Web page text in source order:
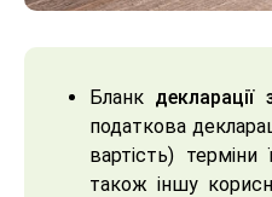
Бланк
податкова
вартість)
також іншу